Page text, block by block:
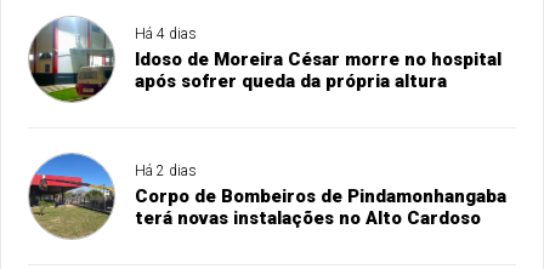
Há 4 dias
Idoso de Moreira César morre no hospital
após sofrer queda da própria altura
Há 2 dias
Corpo de Bombeiros de Pindamonhangaba
terá novas instalações no Alto Cardoso